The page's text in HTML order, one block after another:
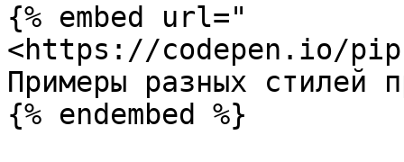
{% embed url="
<https://codepen.io/
Примеры разных стилей
{% endembed %}